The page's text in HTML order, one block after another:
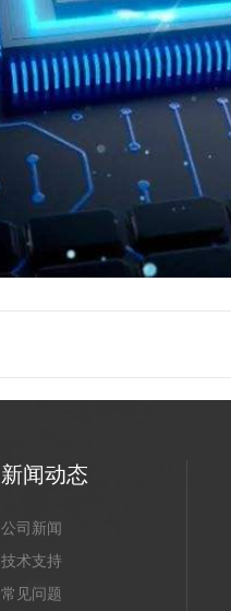
新闻动态
公司新闻
技术支持
常见问题